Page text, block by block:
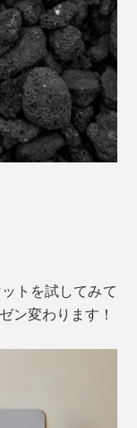
トを試してみて
ン変わります！